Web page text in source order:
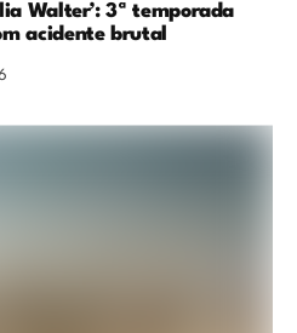
Walter’: 3ª temporada
acidente brutal